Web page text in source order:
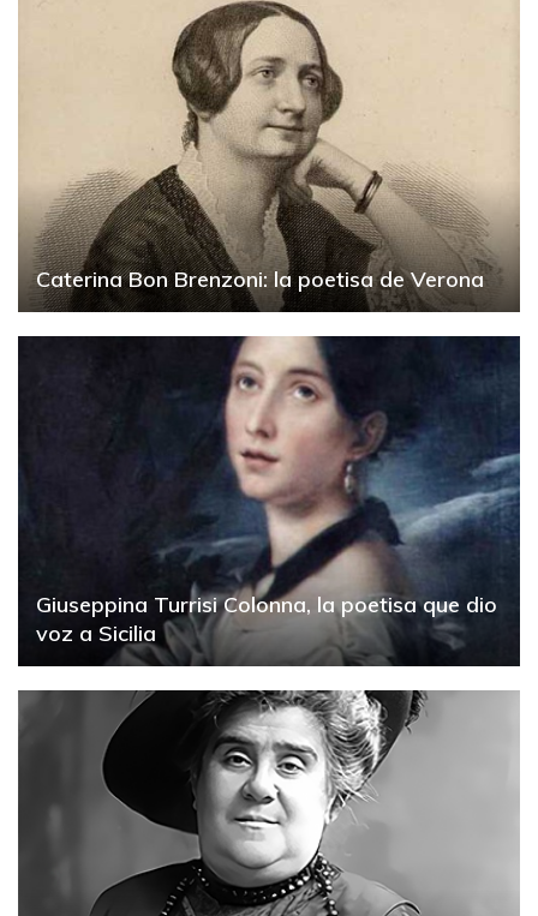
Caterina Bon Brenzoni: la poetisa de Verona
Giuseppina Turrisi Colonna, la poetisa que dio
voz a Sicilia